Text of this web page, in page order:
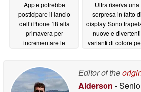
Apple potrebbe
posticipare il lancio
dell’iPhone 18 alla
primavera per
incrementare le
Ultra riserva una
sorpresa in fatto di
display. Sono
nuove e divertenti
varianti di colore
Galaxy " del 2026
Editor of the
Alderson -